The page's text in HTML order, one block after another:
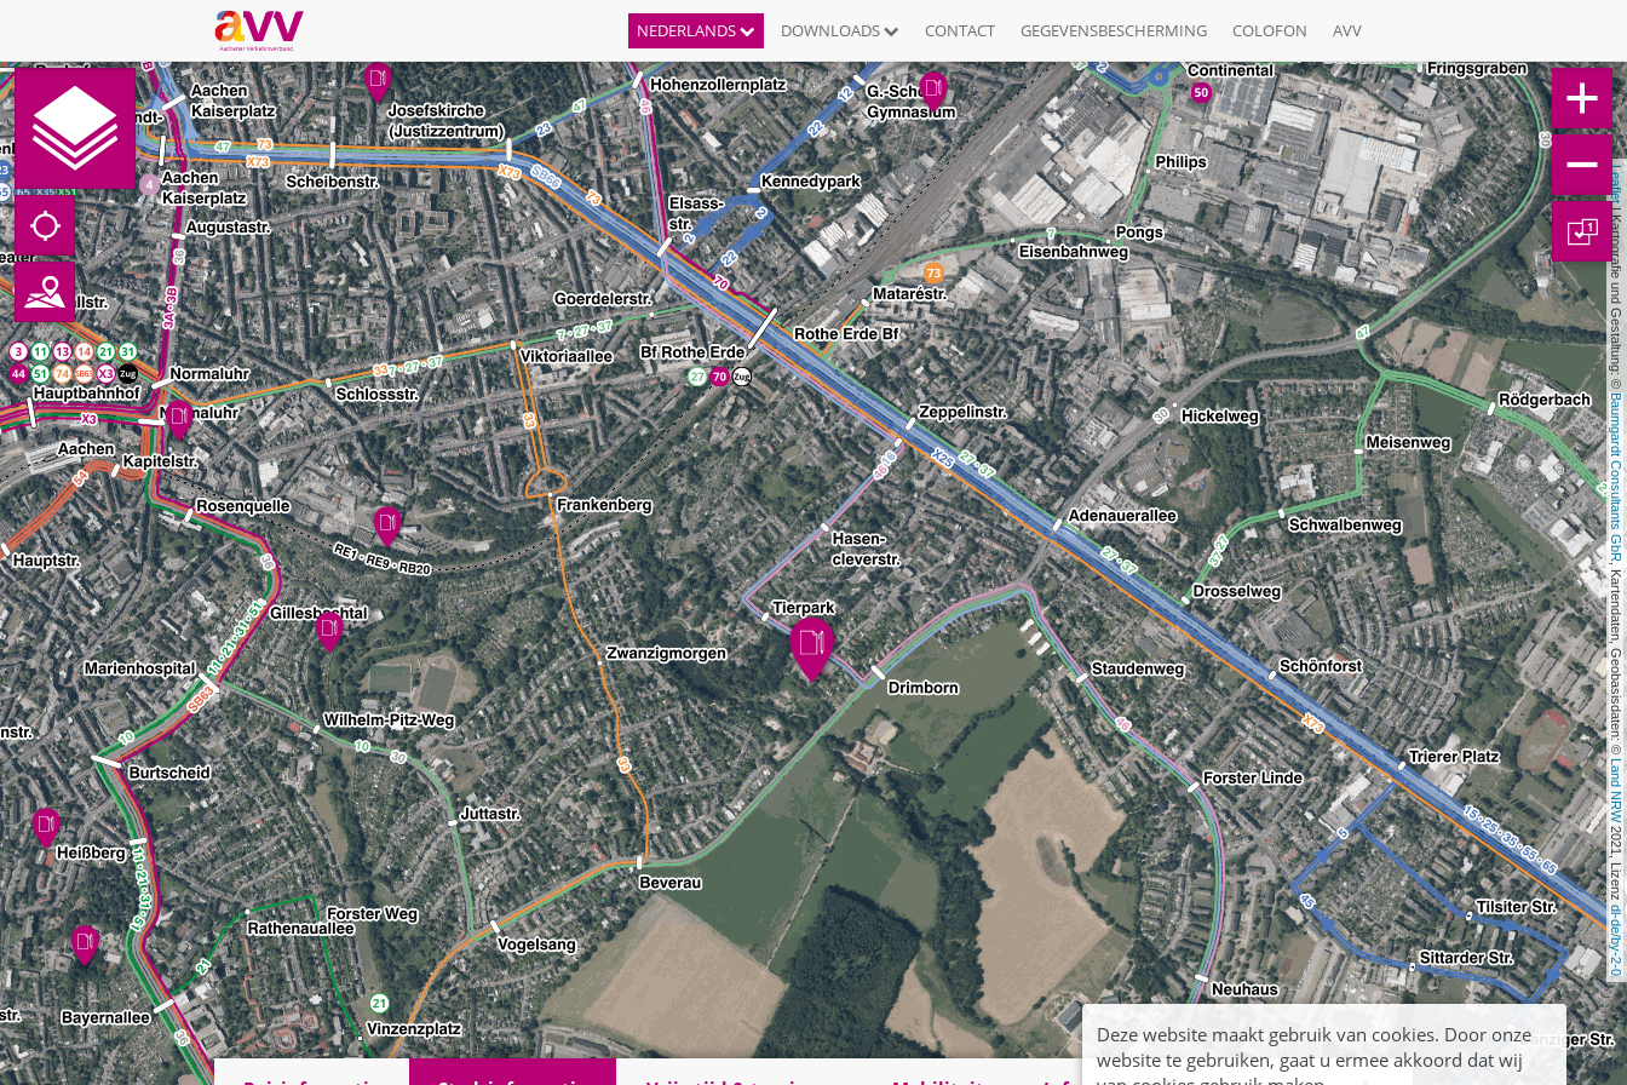
NEDERLANDS DOWNLOADS CONTACT GEGEVENSBESCHERMING COLOFON AVV
Leaflet
| Kartografie und Gestaltung: ©
Baumgardt Consultants GbR
, Kartendaten, Geobasisdaten: ©
Land NRW
2021, Lizenz
dl-de/by-2-0
1
Deze website maakt gebruik van cookies. Door onze
website te gebruiken, gaat u ermee akkoord dat wij